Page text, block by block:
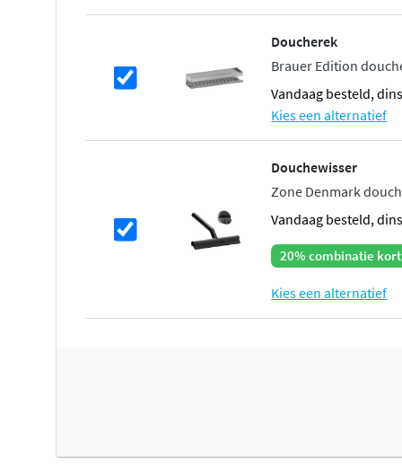
Doucherek
Brauer Edition
vandaag besteld,
Kies een alternatief
Douchewisser
Zone Denmark
vandaag besteld,
20% combinatie
Kies een alternatief